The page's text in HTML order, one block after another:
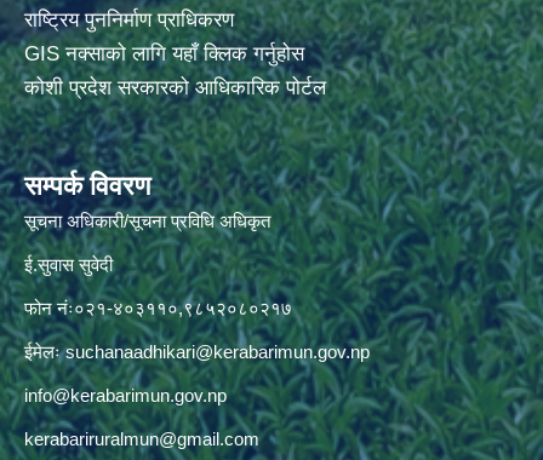
राष्ट्रिय पुननिर्माण प्राधिकरण
GIS नक्साको लागि यहाँ क्लिक गर्नुहोस
कोशी प्रदेश सरकारको आधिकारिक पोर्टल
सम्पर्क विवरण
सूचना अधिकारी/सूचना प्रविधि अधिकृत
ई.सुवास सुवेदी
फोन नंः०२१-४०३११०,९८५२०८०२१७
ईमेलःsuchanaadhikari@kerabarimun.gov.np
info@kerabarimun.gov.np
kerabariruralmun@gmail.com